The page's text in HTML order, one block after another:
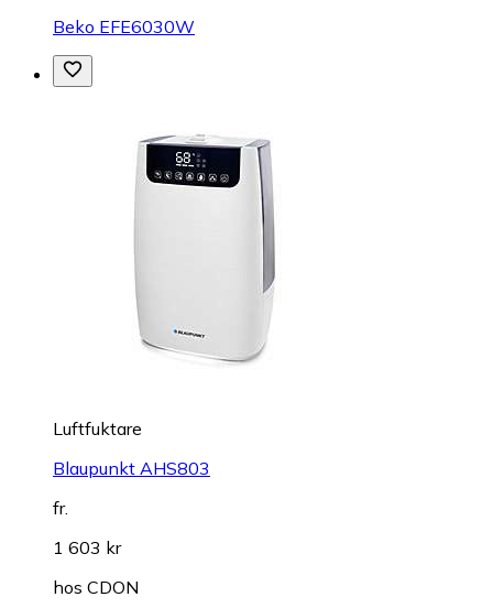
Beko EFE6030W
Luftfuktare
Blaupunkt AHS803
fr.
1 603 kr
hos CDON